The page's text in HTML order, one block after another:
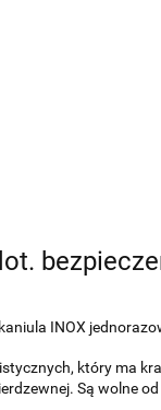
INOX
który ma
Są wolne